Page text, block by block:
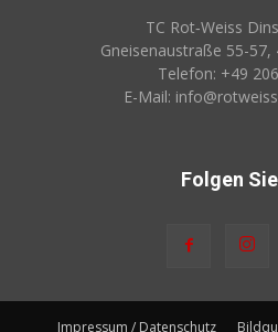
TC Rot‑Weiss
Gneisenaustraße 55-57,
Telefon: +49
E-Mail:
Folgen
Impressum / Datenschutz